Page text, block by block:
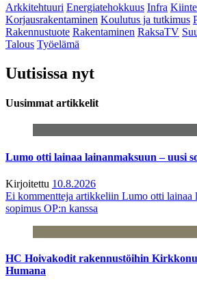
Arkkitehtuuri Energiatehokkuus Infra
Korjausrakentaminen Koulutus ja tutkimus
Rakennustuote Rakentaminen RaksaTV
Talous Työelämä
Uutisissa nyt
Uusimmat artikkelit
Lumo otti lainaa lainanmaksuun – uusi
Kirjoitettu 10.8.2026
Ei kommentteja artikkeliin Lumo otti lainaa
sopimus OP:n kanssa
HC Hoivakodit rakennustöihin
Humana